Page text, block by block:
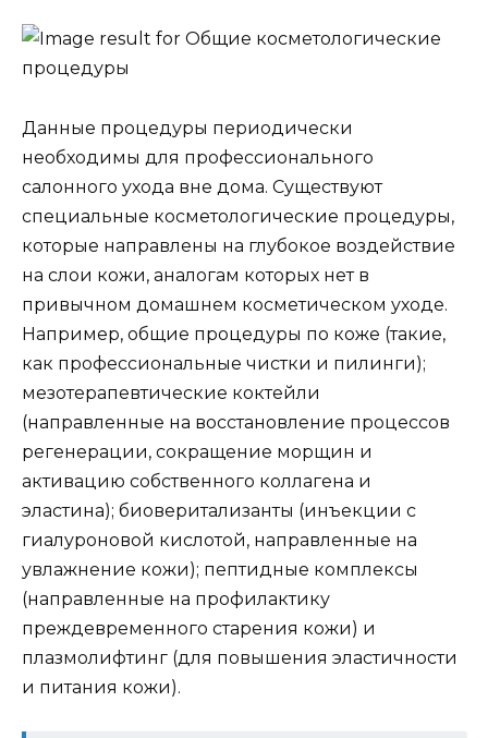
Данные процедуры периодически
необходимы для профессионального
салонного ухода вне дома. Существуют
специальные косметологические процедуры,
которые направлены на глубокое воздействие
на слои кожи, аналогам которых нет в
привычном домашнем косметическом уходе.
Например, общие процедуры по коже (такие,
как профессиональные чистки и пилинги);
мезотерапевтические коктейли
(направленные на восстановление процессов
регенерации, сокращение морщин и
активацию собственного коллагена и
эластина); биоверитализанты (инъекции с
гиалуроновой кислотой, направленные на
увлажнение кожи); пептидные комплексы
(направленные на профилактику
преждевременного старения кожи) и
плазмолифтинг (для повышения эластичности
и питания кожи).